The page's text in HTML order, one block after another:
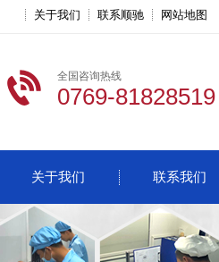
关于我们 联系顺驰 网站地图
全国咨询热线
0769-81828519
关于我们 联系我们